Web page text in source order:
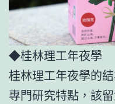
◆桂林理工年夜學
桂林理工年夜學的
專門研究特點，該